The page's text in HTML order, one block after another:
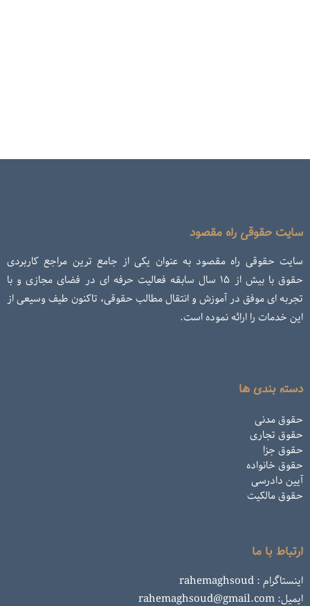
سایت حقوقی راه مقصود
سایت حقوقی راه مقصود به عنوان یکی از جامع ترین مراجع کاربردی
حقوق با بیش از ۱۵ سال سابقه فعالیت حرفه ای در فضای مجازی و با
تجربه ای موفق در آموزش و انتقال مطالب حقوقی، تاکنون طیف وسیعی از
این خدمات را ارائه نموده است.
دسته بندی ها
حقوق مدنی
حقوق تجاری
حقوق جزا
حقوق خانواده
آیین دادرسی
حقوق مالکیت
ارتباط با ما
اینستاگرام : rahemaghsoud
ایمیل: rahemaghsoud@gmail.com